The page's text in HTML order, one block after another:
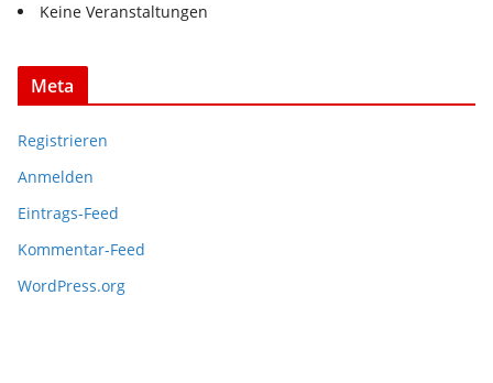
Keine Veranstaltungen
Meta
Registrieren
Anmelden
Eintrags-Feed
Kommentar-Feed
WordPress.org